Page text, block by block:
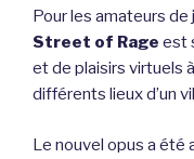
Pour les amateurs de
Street of Rage est
et de plaisirs virtuels
différents lieux d’un
Le nouvel opus a été